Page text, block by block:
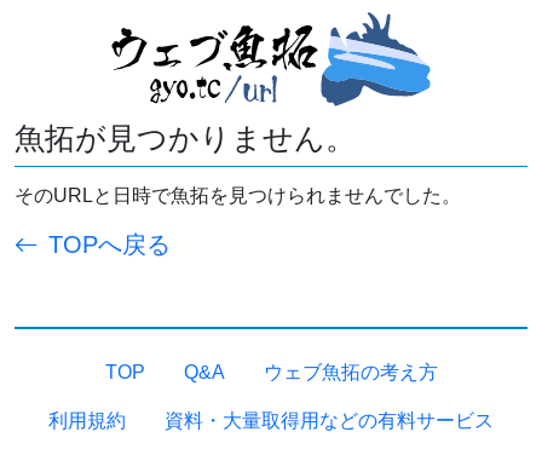
魚拓が見つかりません。
そのURLと日時で魚拓を見つけられませんでした。
TOPへ戻る
TOP Q&A ウェブ魚拓の考え方
利用規約 資料・大量取得用などの有料サービス